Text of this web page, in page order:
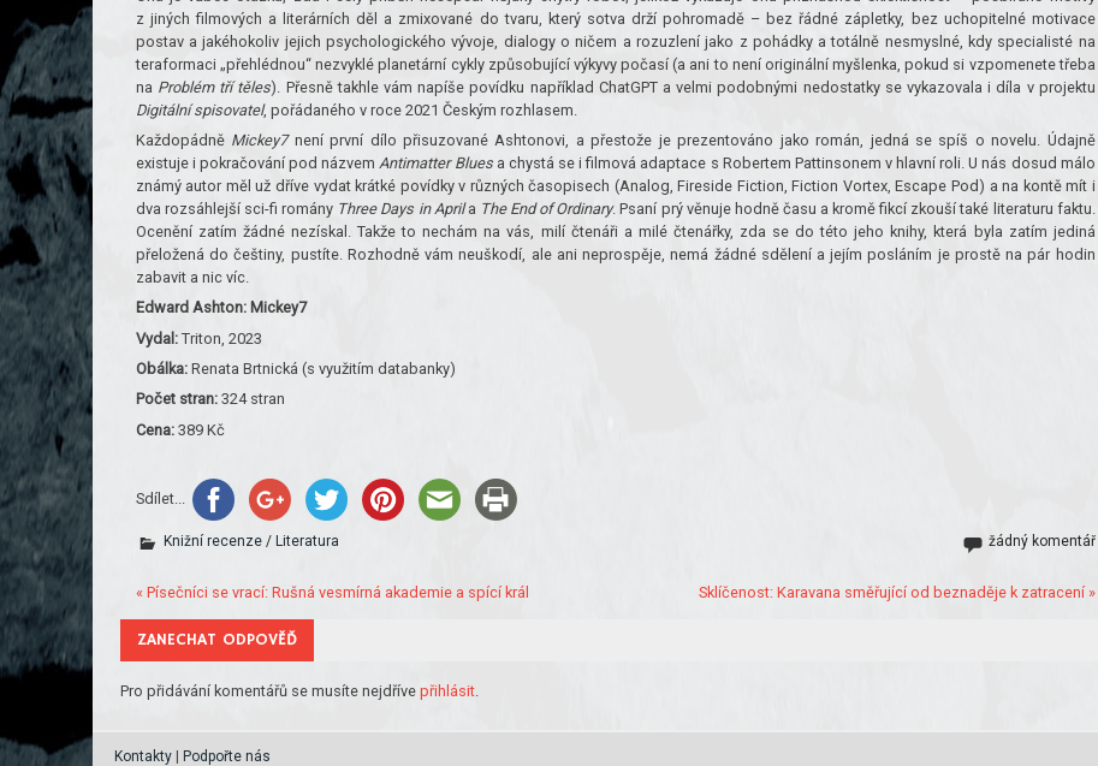
z jiných filmových a literárních děl a zmixované do tvaru, který sotva drží pohromadě – bez řádné zápletky, bez uchopitelné motivace
postav a jakéhokoliv jejich psychologického vývoje, dialogy o ničem a rozuzlení jako z pohádky a totálně nesmyslné, kdy specialisté na
teraformaci „přehlédnou“ nezvyklé planetární cykly způsobující výkyvy počasí (a ani to není originální myšlenka, pokud si vzpomenete třeba
na Problém tří těles). Přesně takhle vám napíše povídku například ChatGPT a velmi podobnými nedostatky se vykazovala i díla v projektu
Digitální spisovatel, pořádaného v roce 2021 Českým rozhlasem.
Každopádně Mickey7není první dílo přisuzované Ashtonovi, a přestože je prezentováno jako román, jedná se spíš o novelu. Údajně
existuje i pokračování pod názvem Antimatter Bluesa chystá se i filmová adaptace s Robertem Pattinsonem v hlavní roli. U nás dosud málo
známý autor měl už dříve vydat krátké povídky v různých časopisech (Analog, Fireside Fiction, Fiction Vortex, Escape Pod) a na kontě mít i
dva rozsáhlejší sci-fi romány Three Days in Aprila The End of Ordinary. Psaní prý věnuje hodně času a kromě fikcí zkouší také literaturu faktu.
Ocenění zatím žádné nezískal. Takže to nechám na vás, milí čtenáři a milé čtenářky, zda se do této jeho knihy, která byla zatím jediná
přeložená do češtiny, pustíte. Rozhodně vám neuškodí, ale ani neprospěje, nemá žádné sdělení a jejím posláním je prostě na pár hodin
zabavit a nic víc.
Edward Ashton: Mickey7
Vydal:Triton, 2023
Obálka:Renata Brtnická (s využitím databanky)
Počet stran:324 stran
Cena:389 Kč
Sdílet...
Knižní recenze/ Literatura žádný komentář
« Písečníci se vrací: Rušná vesmírná akademie a spící král Sklíčenost: Karavana směřující od beznaděje k zatracení »
ZANECHAT ODPOVĚĎ
Pro přidávání komentářů se musíte nejdřívepřihlásit
Kontakty | Podpořte nás